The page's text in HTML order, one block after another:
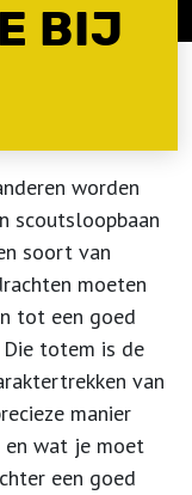
BIJ
worden
scoutsloopbaan
soort van
moeten
tot een goed
Die totem is de
van
manier
wat je moet
een goed